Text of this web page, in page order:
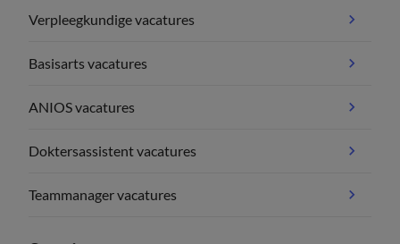
Verpleegkundige vacatures
Basisarts vacatures
ANIOS vacatures
Doktersassistent vacatures
Teammanager vacatures